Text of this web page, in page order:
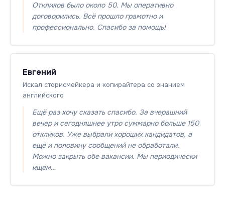
Откликов было около 50. Мы оперативно
договорились. Всё прошло грамотно и
профессионально. Спасибо за помощь!
Евгений
Искал сторисмейкера и копирайтера со знанием
английского
Ещё раз хочу сказать спасибо. За вчерашний
вечер и сегодняшнее утро суммарно больше 150
откликов. Уже выбрали хороших кандидатов, а
ещё и половину сообщений не обработали.
Можно закрыть обе вакансии. Мы периодически
ищем…